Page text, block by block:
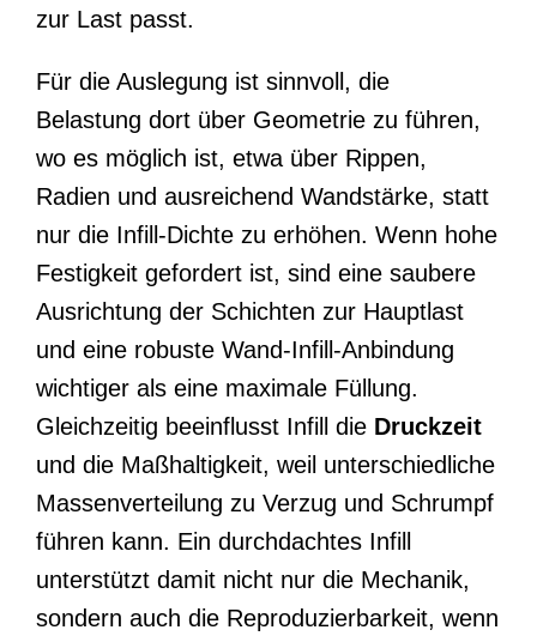
zur Last passt.
Für die Auslegung ist sinnvoll, die
Belastung dort über Geometrie zu führen,
wo es möglich ist, etwa über Rippen,
Radien und ausreichend Wandstärke, statt
nur die Infill-Dichte zu erhöhen. Wenn hohe
Festigkeit gefordert ist, sind eine saubere
Ausrichtung der Schichten zur Hauptlast
und eine robuste Wand-Infill-Anbindung
wichtiger als eine maximale Füllung.
Gleichzeitig beeinflusst Infill die Druckzeit
und die Maßhaltigkeit, weil unterschiedliche
Massenverteilung zu Verzug und Schrumpf
führen kann. Ein durchdachtes Infill
unterstützt damit nicht nur die Mechanik,
sondern auch die Reproduzierbarkeit, wenn